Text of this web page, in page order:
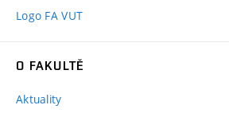
Logo FA VUT
O FAKULTĚ
Aktuality